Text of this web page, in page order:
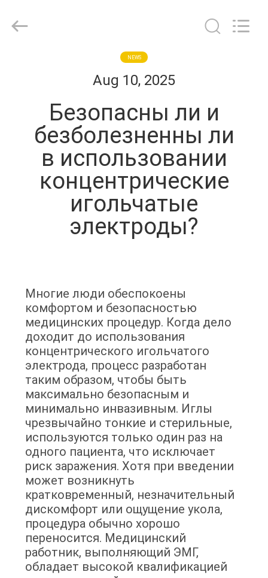
ПРОДУКТЫ
ПУТЕШЕСТВИЕ
ФАБРИКИ
СВЯЖИТЕСЬ
МЫ
НОВОСТИ
СПРОСИТЕ
ЦИТАТУ
КАРТА
САЙТА
PRIVACY
POLICY
Electronics
Co.,Ltd..
NEWS
Aug 10, 2025
Безопасны ли и
безболезненны ли
в использовании
концентрические
игольчатые
электроды?
Многие люди обеспокоены
комфортом и безопасностью
медицинских процедур. Когда дело
доходит до использования
концентрического игольчатого
электрода, процесс разработан
таким образом, чтобы быть
максимально безопасным и
минимально инвазивным. Иглы
чрезвычайно тонкие и стерильные,
используются только один раз на
одного пациента, что исключает
риск заражения. Хотя при введении
может возникнуть
кратковременный, незначительный
дискомфорт или ощущение укола,
процедура обычно хорошо
переносится. Медицинский
работник, выполняющий ЭМГ,
обладает высокой квалификацией